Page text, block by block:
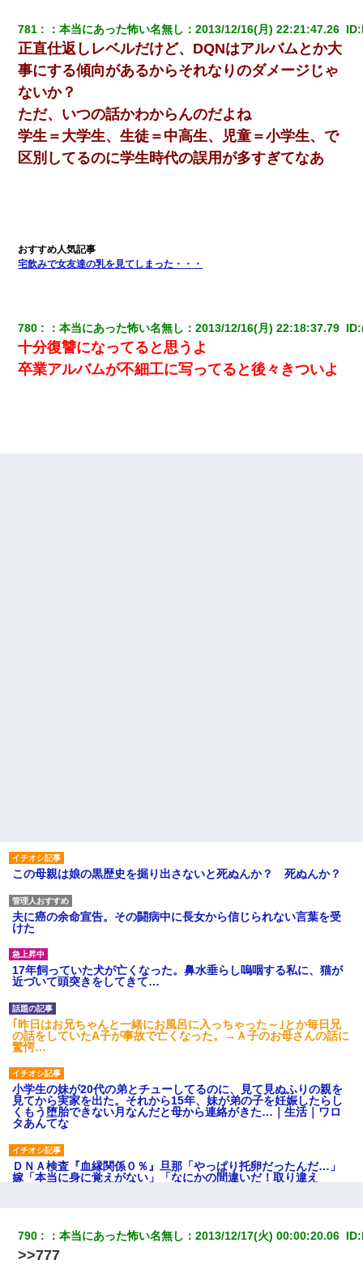
781 ：本当にあった怖い名無し ：2013/12/16(月) 22:21:47.26 ID:
正直仕返しレベルだけど、DQNはアルバムとか大
事にする傾向があるからそれなりのダメージじゃ
ないか？
ただ、いつの話かわからんのだよね
学生＝大学生、生徒＝中高生、児童＝小学生、で
区別してるのに学生時代の誤用が多すぎてなあ
宅飲みで女友達の乳を見てしまった・・・
780 ：本当にあった怖い名無し ：2013/12/16(月) 22:18:37.79 ID:
十分復讐になってると思うよ
卒業アルバムが不細工に写ってると後々きついよ
この母親は娘の黒歴史を掘り出さないと死ぬんか？ 死ぬんか？
夫に癌の余命宣告。その闘病中に長女から信じられない言葉を受
けた
17年飼っていた犬が亡くなった。鼻水垂らし嗚咽する私に、猫が
近づいて頭突きをしてきて…
｢昨日はお兄ちゃんと一緒にお風呂に入っちゃった～｣とか毎日兄
の話をしていたA子が事故で亡くなった。→Ａ子のお母さんの話に
驚愕…
小学生の妹が20代の弟とチューしてるのに、見て見ぬふりの親を
見てから実家を出た。それから15年、妹が弟の子を妊娠したらし
くもう堕胎できない月なんだと母から連絡がきた…｜生活｜ワロ
タあんてな
ＤＮＡ検査『血縁関係０％』旦那「やっぱり托卵だったんだ…」
嫁「本当に身に覚えがない」「なにかの間違いだ！取り違え
嫁が涙声で『会いたいね』とか言っているのが聞こえた。俺「こ
んな時間に誰と電話してんの？」嫁「ごめんなさい…！（大号
泣」俺（キターー）→
790 ：本当にあった怖い名無し ：2013/12/17(火) 00:00:20.06 ID:
>>777